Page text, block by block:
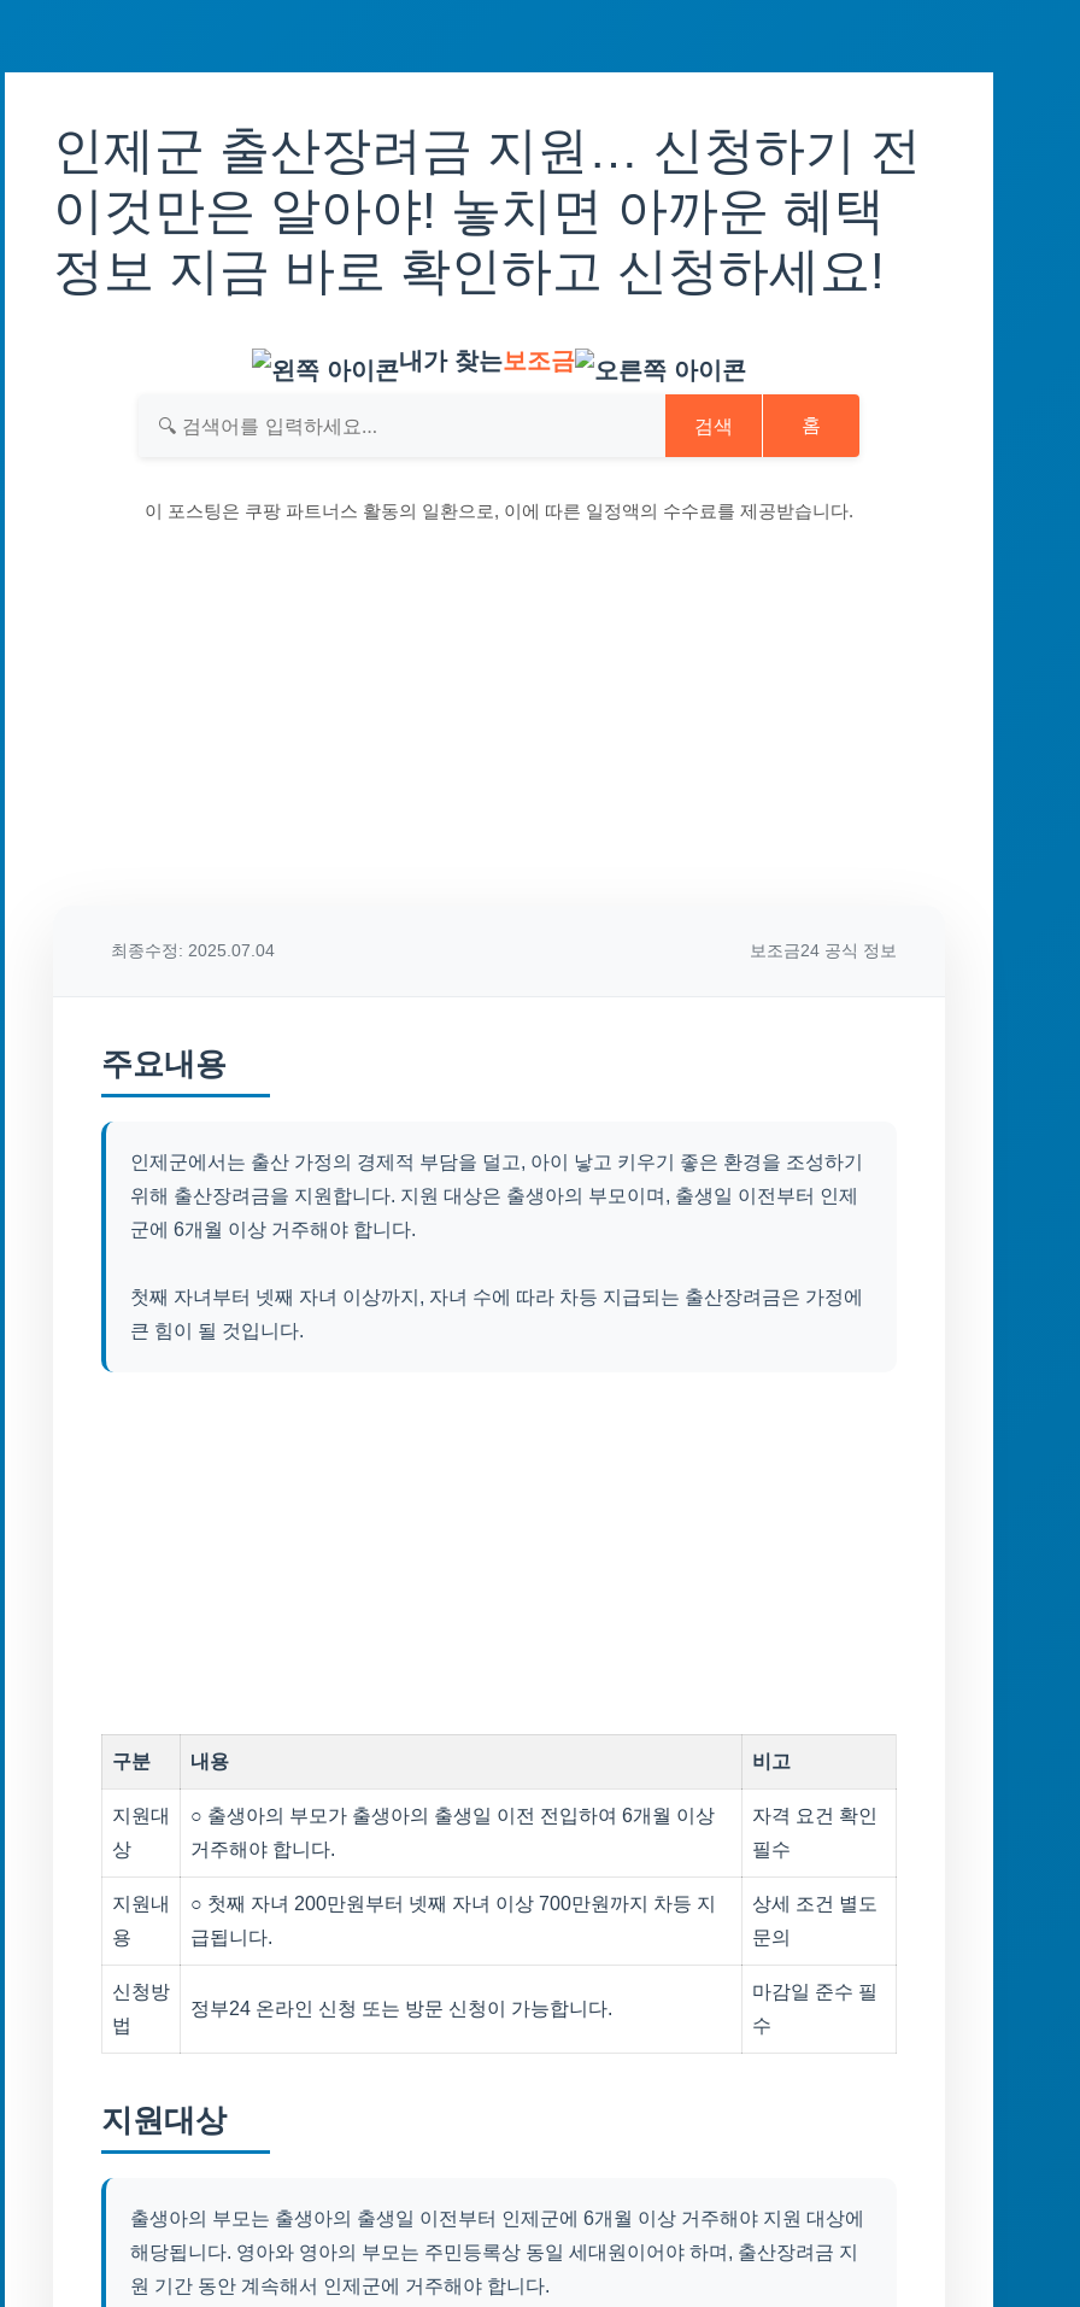
인제군 출산장려금 지원… 신청하기 전
이것만은 알아야! 놓치면 아까운 혜택
정보 지금 바로 확인하고 신청하세요!
내가 찾는보조금
검색 홈
이 포스팅은 쿠팡 파트너스 활동의 일환으로, 이에 따른 일정액의 수수료를 제공받습니다.
최종수정: 2025.07.04 보조금24 공식 정보
주요내용
인제군에서는 출산 가정의 경제적 부담을 덜고, 아이 낳고 키우기 좋은 환경을 조성하기
위해 출산장려금을 지원합니다. 지원 대상은 출생아의 부모이며, 출생일 이전부터 인제
군에 6개월 이상 거주해야 합니다.
첫째 자녀부터 넷째 자녀 이상까지, 자녀 수에 따라 차등 지급되는 출산장려금은 가정에
큰 힘이 될 것입니다.
구분 내용 비고
지원대
상
○ 출생아의 부모가 출생아의 출생일 이전 전입하여 6개월 이상
거주해야 합니다.
자격 요건 확인
필수
지원내
용
○ 첫째 자녀 200만원부터 넷째 자녀 이상 700만원까지 차등 지
급됩니다.
상세 조건 별도
문의
신청방
법
정부24 온라인 신청 또는 방문 신청이 가능합니다.
마감일 준수 필
수
지원대상
출생아의 부모는 출생아의 출생일 이전부터 인제군에 6개월 이상 거주해야 지원 대상에
해당됩니다. 영아와 영아의 부모는 주민등록상 동일 세대원이어야 하며, 출산장려금 지
원 기간 동안 계속해서 인제군에 거주해야 합니다.